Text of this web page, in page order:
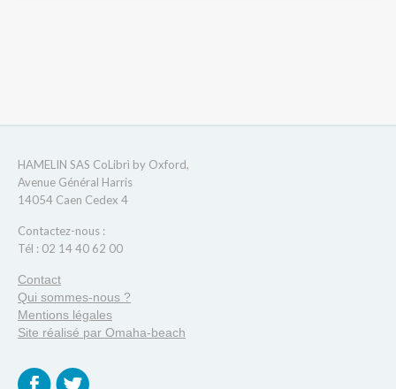
HAMELIN SAS CoLibrì by Oxford,
Avenue Général Harris
14054 Caen Cedex 4
Contactez-nous :
Tél : 02 14 40 62 00
Contact
Qui sommes-nous ?
Mentions légales
Site réalisé par Omaha-beach